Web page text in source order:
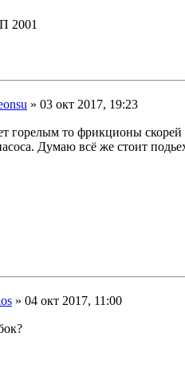
2001
» 03 окт 2017, 19:23
то фрикционы скорей
Думаю всё же стоит
» 04 окт 2017, 11:00